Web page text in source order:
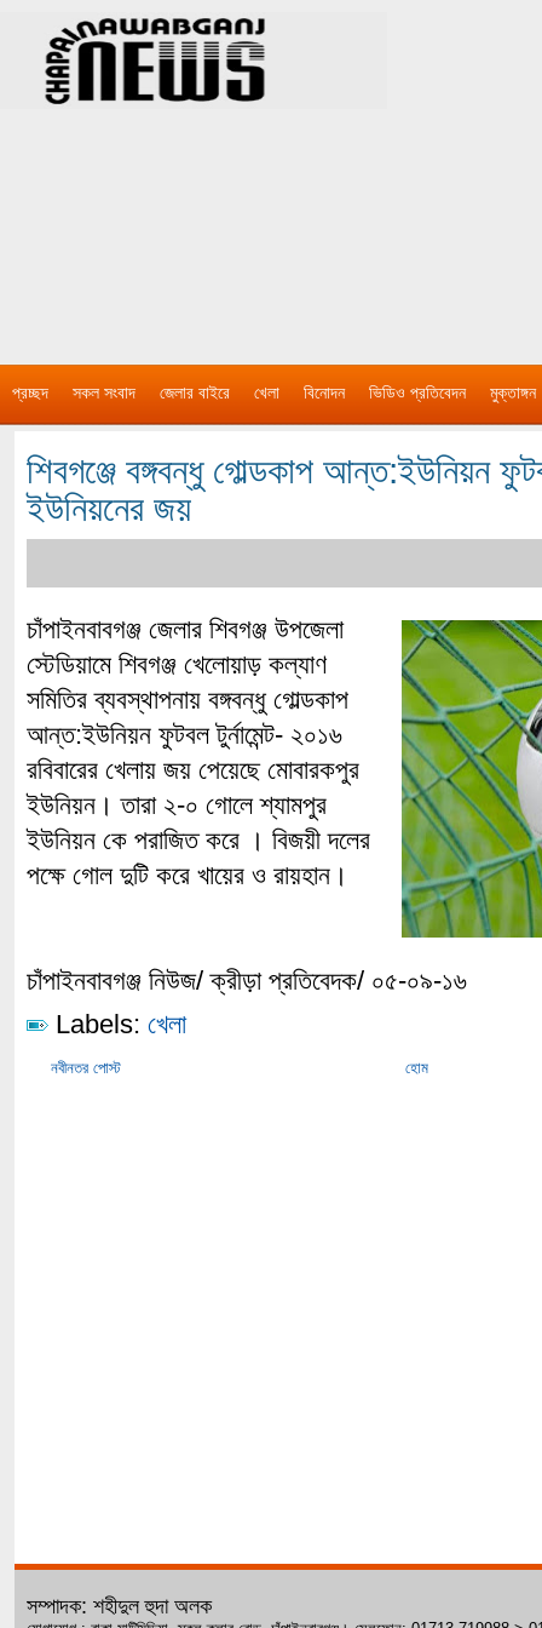
প্রচ্ছদ সকল সংবাদ জেলার বাইরে খেলা বিনোদন ভিডিও প্রতিবেদন মুক্তাঙ্গন
শিবগঞ্জে বঙ্গবন্ধু গোল্ডকাপ আন্ত:ইউনিয়ন
ইউনিয়নের জয়
চাঁপাইনবাবগঞ্জ জেলার শিবগঞ্জ উপজেলা
স্টেডিয়ামে শিবগঞ্জ খেলোয়াড় কল্যাণ
সমিতির ব্যবস্থাপনায় বঙ্গবন্ধু গোল্ডকাপ
আন্ত:ইউনিয়ন ফুটবল টুর্নামেন্ট- ২০১৬
রবিবারের খেলায় জয় পেয়েছে মোবারকপুর
ইউনিয়ন। তারা ২-০ গোলে শ্যামপুর
ইউনিয়ন কে পরাজিত করে । বিজয়ী দলের
পক্ষে গোল দুটি করে খায়ের ও রায়হান।
চাঁপাইনবাবগঞ্জ নিউজ/ ক্রীড়া প্রতিবেদক/ ০৫-০৯-১৬
Labels: খেলা
নবীনতর পোস্ট হোম
সম্পাদক: শহীদুল হুদা অলক